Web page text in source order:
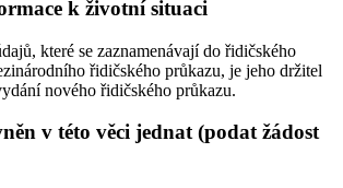
k životní situaci
které se zaznamenávají do řidičského
řidičského průkazu, je jeho držitel
nového řidičského průkazu.
v této věci jednat (podat žádost